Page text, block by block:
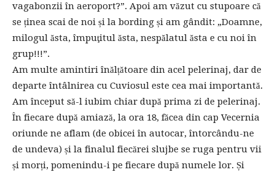
vagabonzii în aeroport?”. Apoi am văzut cu stupoare că
se ținea scai de noi și la bording și am gândit: „Doamne,
milogul ăsta, împuţitul ăsta, nespălatul ăsta e cu noi în
grup!!!”.
Am multe amintiri înălțătoare din acel pelerinaj, dar de
departe întâlnirea cu Cuviosul este cea mai importantă.
Am început să-l iubim chiar după prima zi de pelerinaj.
În fiecare după amiază, la ora 18, făcea din cap Vecernia
oriunde ne aflam (de obicei în autocar, întorcându-ne
de undeva) și la finalul fiecărei slujbe se ruga pentru vii
și morți, pomenindu-i pe fiecare după numele lor. Și